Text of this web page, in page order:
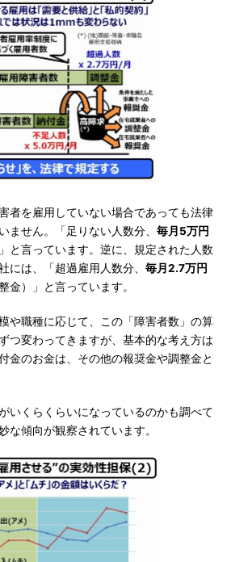
者を雇用していない場合であっても法律
ません。「足りない人数分、 毎月5万円
」と言っています。逆に、規定された人数
には、「超過雇用人数分、 毎月2.7万円
金）」と言っています。
や職種に応じて、この「障害者数」の算
つ変わってきますが、基本的な考え方は
金のお金は、その他の報奨金や調整金と
いくらくらいになっているのかも調べて
な傾向が観察されています。